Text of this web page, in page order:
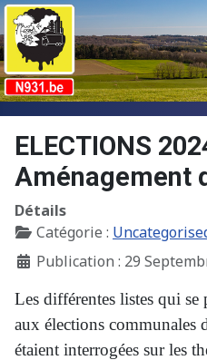
ELECTIONS
Aménagement
Détails
Catégorie :
Publication : 29
Les différentes listes qui se
aux élections communales
étaient interrogées sur les